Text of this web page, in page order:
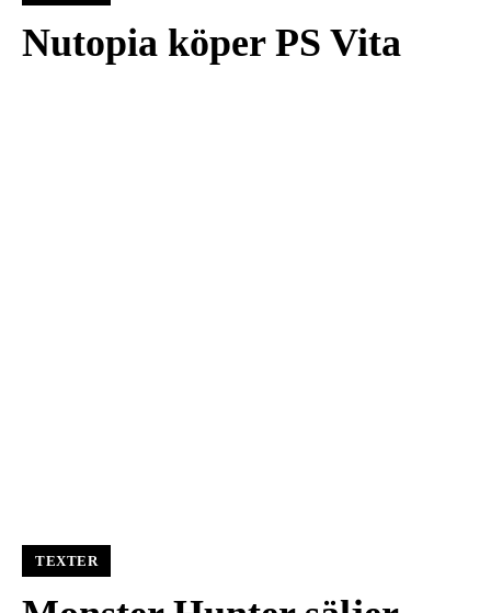
Nutopia köper PS Vita
TEXTER